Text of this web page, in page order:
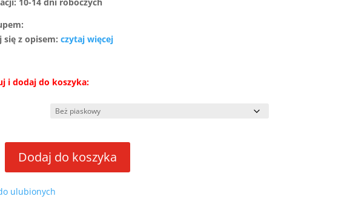
się z opisem: czytaj więcej
i dodaj do koszyka:
Dodaj do koszyka
ulubionych